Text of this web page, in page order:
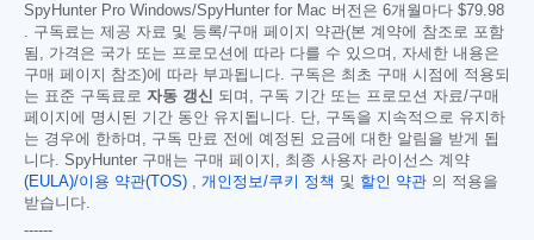
SpyHunter Pro Windows/SpyHunter for Mac 버전은 6개월마다 $79.98
. 구독료는 제공 자료 및 등록/구매 페이지 약관(본 계약에 참조로 포함
됨, 가격은 국가 또는 프로모션에 따라 다를 수 있으며, 자세한 내용은
구매 페이지 참조)에 따라 부과됩니다. 구독은 최초 구매 시점에 적용되
는 표준 구독료로 자동 갱신
되며, 구독 기간 또는 프로모션 자료/구매
페이지에 명시된 기간 동안 유지됩니다. 단, 구독을 지속적으로 유지하
는 경우에 한하며, 구독 만료 전에 예정된 요금에 대한 알림을 받게 됩
니다. SpyHunter 구매는 구매 페이지, 최종 사용자 라이선스 계약
(EULA)/이용 약관(TOS)
개인정보/쿠키 정책 및 할인 약관 의 적용을
받습니다.
------